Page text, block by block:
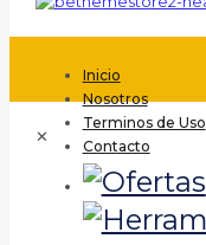
Inicio
Nosotros
Terminos de Uso
Contacto
✕